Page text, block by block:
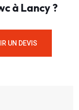
à Lancy ?
UN DEVIS